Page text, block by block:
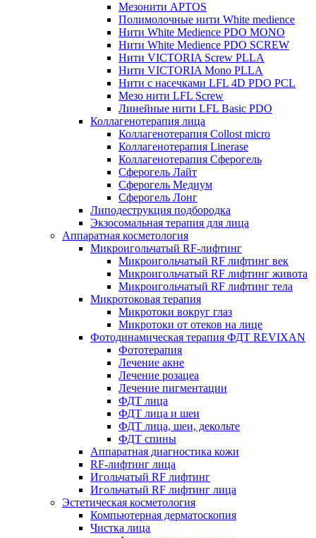
Мезонити APTOS
Полимолочные нити White medience
Нити White Medience PDO MONO
Нити White Medience PDO SCREW
Нити VICTORIA Screw PLLA
Нити VICTORIA Mono PLLA
Нити с насечками LFL 4D PDO PCL
Мезо нити LFL Screw
Линейные нити LFL Basic PDO
Коллагенотерапия лица
Коллагенотерапия Collost micro
Коллагенотерапия Linerase
Коллагенотерапия Сферогель
Сферогель Лайт
Сферогель Медиум
Сферогель Лонг
Липодеструкция подбородка
Экзосомальная терапия для лица
Аппаратная косметология
Микроигольчатый RF-лифтинг
Микроигольчатый RF лифтинг век
Микроигольчатый RF лифтинг живота
Микроигольчатый RF лифтинг тела
Микротоковая терапия
Микротоки вокруг глаз
Микротоки от отеков на лице
Фотодинамическая терапия ФДТ REVIXAN
Фототерапия
Лечение акне
Лечение розацеа
Лечение пигментации
ФДТ лица
ФДТ лица и шеи
ФДТ лица, шеи, декольте
ФДТ спины
Аппаратная диагностика кожи
RF-лифтинг лица
Игольчатый RF лифтинг
Игольчатый RF лифтинг лица
Эстетическая косметология
Компьютерная дерматоскопия
Чистка лица